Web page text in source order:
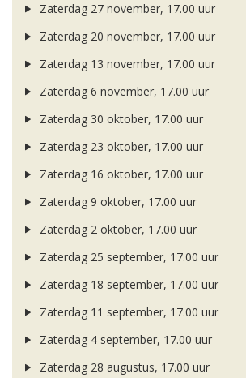
Zaterdag 27 november, 17.00 uur
Zaterdag 20 november, 17.00 uur
Zaterdag 13 november, 17.00 uur
Zaterdag 6 november, 17.00 uur
Zaterdag 30 oktober, 17.00 uur
Zaterdag 23 oktober, 17.00 uur
Zaterdag 16 oktober, 17.00 uur
Zaterdag 9 oktober, 17.00 uur
Zaterdag 2 oktober, 17.00 uur
Zaterdag 25 september, 17.00 uur
Zaterdag 18 september, 17.00 uur
Zaterdag 11 september, 17.00 uur
Zaterdag 4 september, 17.00 uur
Zaterdag 28 augustus, 17.00 uur